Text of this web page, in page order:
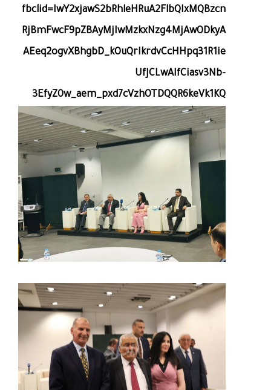
fbclid=IwY2xjawS2bRhleHRuA2FlbQIxMQBzcn
RjBmFwcF9pZBAyMjIwMzkxNzg4MjAwODkyA
AEeq2ogvXBhgbD_kOuQrIkrdvCcHHpq31R1ie
UfJCLwAIfCiasv3Nb-
3EfyZ0w_aem_pxd7cVzhOTDQQR6keVk1KQ